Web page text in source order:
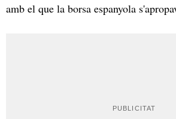
amb el que la borsa espanyola